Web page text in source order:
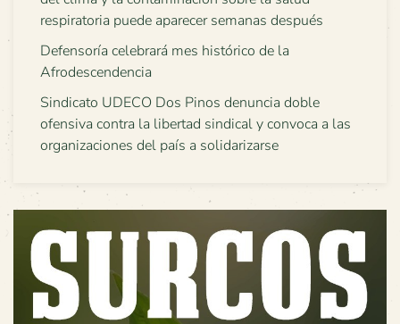
respiratoria puede aparecer semanas después
Defensoría celebrará mes histórico de la
Afrodescendencia
Sindicato UDECO Dos Pinos denuncia doble
ofensiva contra la libertad sindical y convoca a las
organizaciones del país a solidarizarse